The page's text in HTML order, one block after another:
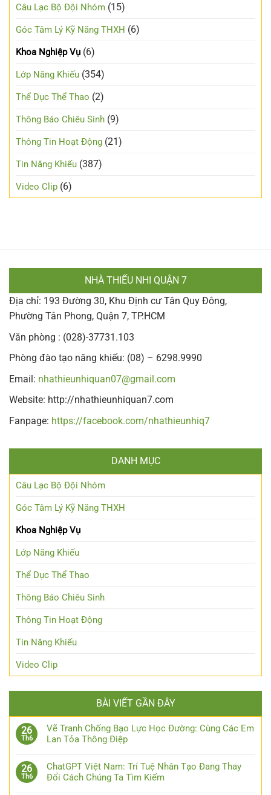
Câu Lạc Bộ Đội Nhóm (15)
Góc Tâm Lý Kỹ Năng THXH (6)
Khoa Nghiệp Vụ (6)
Lớp Năng Khiếu (354)
Thể Dục Thể Thao (2)
Thông Báo Chiêu Sinh (9)
Thông Tin Hoạt Động (21)
Tin Năng Khiếu (387)
Video Clip (6)
NHÀ THIẾU NHI QUẬN 7
Địa chỉ: 193 Đường 30, Khu Định cư Tân Quy Đông,
Phường Tân Phong, Quận 7, TP.HCM
Văn phòng : (028)-37731.103
Phòng đào tạo năng khiếu: (08) – 6298.9990
Email: nhathieunhiquan07@gmail.com
Website: http://nhathieunhiquan7.com
Fanpage: https://facebook.com/nhathieunhiq7
DANH MỤC
Câu Lạc Bộ Đội Nhóm
Góc Tâm Lý Kỹ Năng THXH
Khoa Nghiệp Vụ
Lớp Năng Khiếu
Thể Dục Thể Thao
Thông Báo Chiêu Sinh
Thông Tin Hoạt Động
Tin Năng Khiếu
Video Clip
BÀI VIẾT GẦN ĐÂY
26
Th6
Vẽ Tranh Chống Bạo Lực Học Đường: Cùng Các Em
Lan Tỏa Thông Điệp
26
Th6
ChatGPT Việt Nam: Trí Tuệ Nhân Tạo Đang Thay
Đổi Cách Chúng Ta Tìm Kiếm